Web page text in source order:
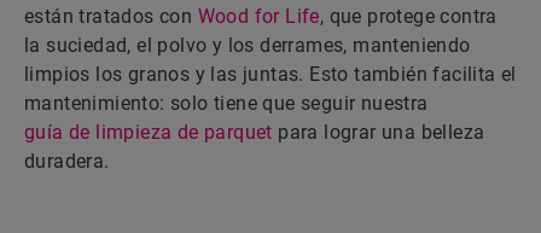
están tratados con Wood for Life, que protege contra
la suciedad, el polvo y los derrames, manteniendo
limpios los granos y las juntas. Esto también facilita el
mantenimiento: solo tiene que seguir nuestra
guía de limpieza de parquet para lograr una belleza
duradera.